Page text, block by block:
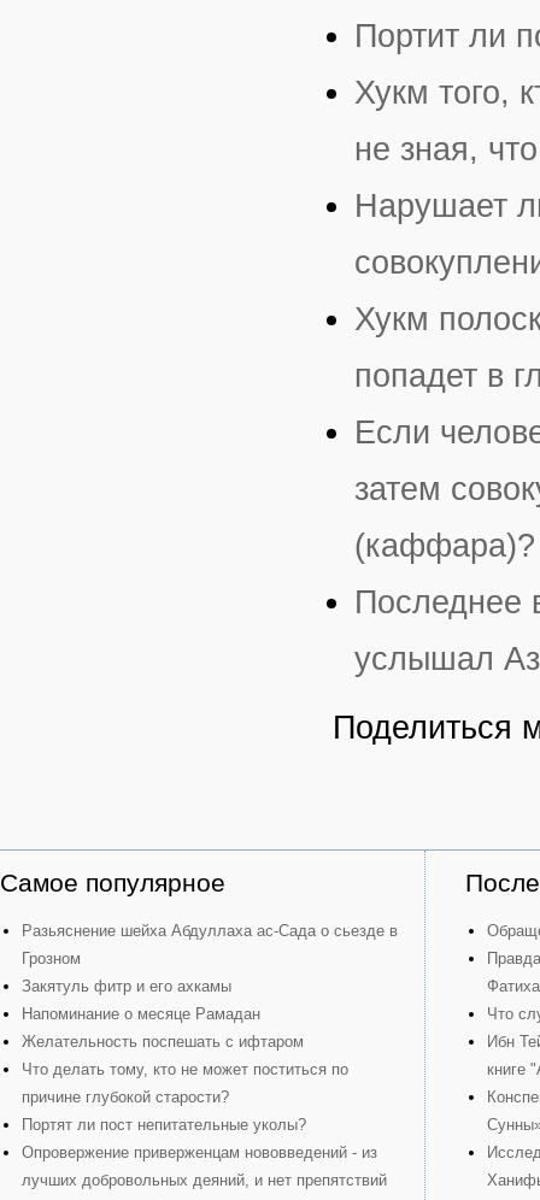
Портит ли
Хукм того,
не зная,
Нарушает
Хукм
попадет в
Если
затем
(каффара)?
Последнее
услышал
Поделиться
Самое популярное
Разьяснение шейха Абдуллаха ас-Сада о сьезде в
Грозном
Закятуль фитр и его ахкамы
Напоминание о месяце Рамадан
Желательность поспешать с ифтаром
Что делать тому, кто не может поститься по
причине глубокой старости?
Портят ли пост непитательные уколы?
Опровержение приверженцам нововведений - из
лучших добровольных деяний, и нет препятствий
Что
Ибн
книге